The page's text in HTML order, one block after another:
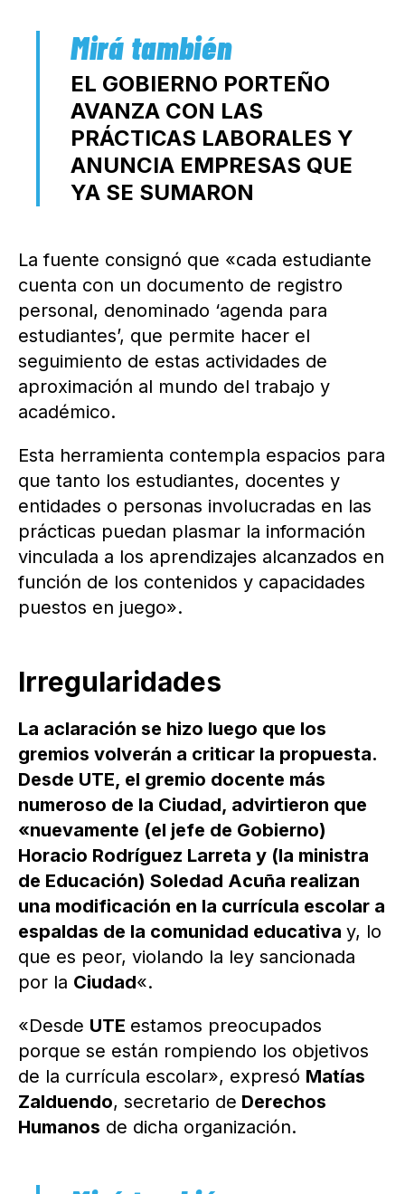
EL GOBIERNO PORTEÑO
AVANZA CON LAS
PRÁCTICAS LABORALES Y
ANUNCIA EMPRESAS QUE
YA SE SUMARON
La fuente consignó que «cada estudiante
cuenta con un documento de registro
personal, denominado ‘agenda para
estudiantes’, que permite hacer el
seguimiento de estas actividades de
aproximación al mundo del trabajo y
académico.
Esta herramienta contempla espacios para
que tanto los estudiantes, docentes y
entidades o personas involucradas en las
prácticas puedan plasmar la información
vinculada a los aprendizajes alcanzados en
función de los contenidos y capacidades
puestos en juego».
Irregularidades
La aclaración se hizo luego que los
gremios volverán a criticar la propuesta.
Desde UTE, el gremio docente más
numeroso de la Ciudad, advirtieron que
«nuevamente (el jefe de Gobierno)
Horacio Rodríguez Larreta y (la ministra
de Educación) Soledad Acuña realizan
una modificación en la currícula escolar a
espaldas de la comunidad educativa y, lo
que es peor, violando la ley sancionada
por la Ciudad«.
«Desde UTE estamos preocupados
porque se están rompiendo los objetivos
de la currícula escolar», expresó Matías
Zalduendo, secretario de Derechos
Humanos de dicha organización.